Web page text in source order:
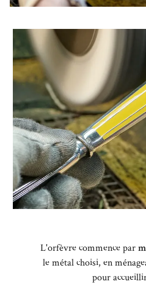
L'orfèvre commence par
le métal choisi, en
pour